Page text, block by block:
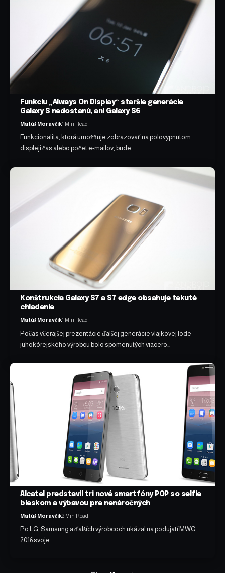
Funkciu „Always On Display“ staršie generácie
Galaxy S nedostanú, ani Galaxy S6
Matúš Moravčík1 Min Read
Funkcionalita, ktorá umožňuje zobrazovať na polovypnutom
displeji čas alebo počet e-mailov, bude…
Konštrukcia Galaxy S7 a S7 edge obsahuje tekuté
chladenie
Matúš Moravčík1 Min Read
Počas včerajšej prezentácie ďalšej generácie vlajkovej lode
juhokórejského výrobcu bolo spomenutých viacero…
Alcatel predstavil tri nové smartfóny POP so selfie
bleskom a výbavou pre nenáročných
Matúš Moravčík2 Min Read
Po LG, Samsung a ďalších výrobcoch ukázal na podujatí MWC
2016 svoje…